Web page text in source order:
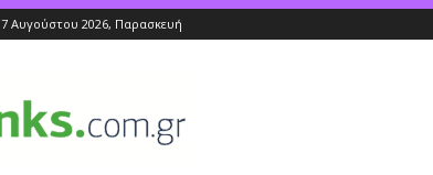
7 Αυγούστου 2026, Παρασκευή